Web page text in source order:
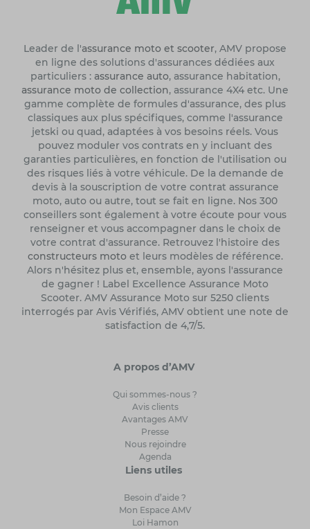
Leader de l'assurance moto et scooter, AMV propose
en ligne des solutions d'assurances dédiées aux
particuliers : assurance auto, assurance habitation,
assurance moto de collection, assurance 4X4 etc. Une
gamme complète de formules d'assurance, des plus
classiques aux plus spécifiques, comme l'assurance
jetski ou quad, adaptées à vos besoins réels. Vous
pouvez moduler vos contrats en y incluant des
garanties particulières, en fonction de l'utilisation ou
des risques liés à votre véhicule. De la demande de
devis à la souscription de votre contrat assurance
moto, auto ou autre, tout se fait en ligne. Nos 300
conseillers sont également à votre écoute pour vous
renseigner et vous accompagner dans le choix de
votre contrat d'assurance. Retrouvez l'histoire des
constructeurs motoet leurs modèles de référence.
Alors n'hésitez plus et, ensemble, ayons l'assurance
de gagner ! Label Excellence Assurance Moto
Scooter. AMV Assurance Moto sur 5250 clients
interrogés par Avis Vérifiés, AMV obtient une note de
satisfaction de 4,7/5.
A propos d’AMV
Qui sommes-nous ?
Avis clients
Avantages AMV
Presse
Nous rejoindre
Agenda
Liens utiles
Besoin d’aide ?
Mon Espace AMV
Loi Hamon